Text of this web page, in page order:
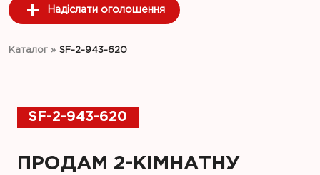
Надіслати оголошення
Каталог » SF-2-943-620
SF-2-943-620
ПРОДАМ 2-КІМНАТНУ